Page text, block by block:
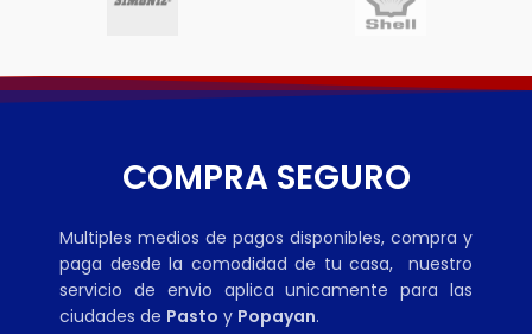
COMPRA SEGURO
Multiples medios de pagos disponibles, compra y
paga desde la comodidad de tu casa, nuestro
servicio de envio aplica unicamente para las
ciudades de Pasto y Popayan.